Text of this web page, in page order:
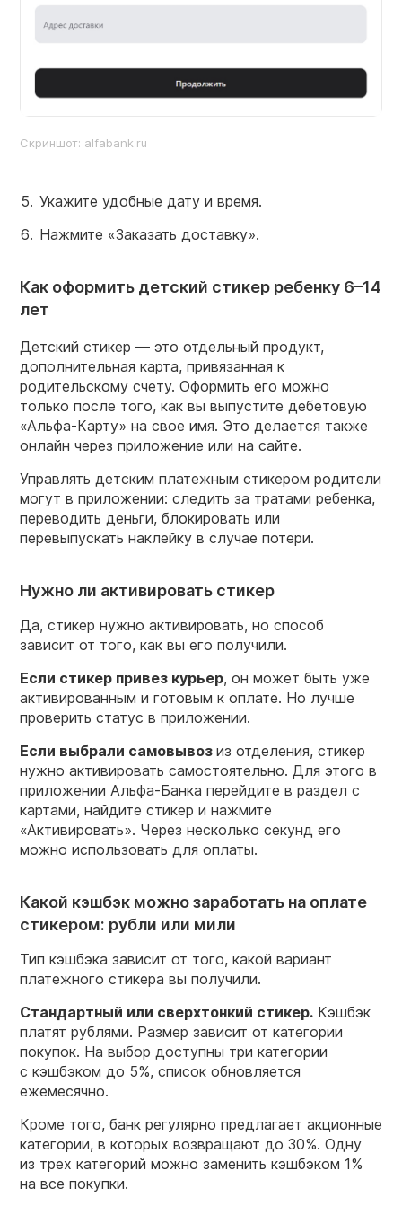
Cкриншот: alfabank.ru
Укажите удобные дату и время.
Нажмите «Заказать доставку».
Как оформить детский стикер ребенку 6–14
лет
Детский стикер — это отдельный продукт,
дополнительная карта, привязанная к
родительскому счету. Оформить его можно
только после того, как вы выпустите дебетовую
«Альфа-Карту» на свое имя. Это делается также
онлайн через приложение или на сайте.
Управлять детским платежным стикером родители
могут в приложении: следить за тратами ребенка,
переводить деньги, блокировать или
перевыпускать наклейку в случае потери.
Нужно ли активировать стикер
Да, стикер нужно активировать, но способ
зависит от того, как вы его получили.
Если стикер привез курьер, он может быть уже
активированным и готовым к оплате. Но лучше
проверить статус в приложении.
Если выбрали самовывоз из отделения, стикер
нужно активировать самостоятельно. Для этого в
приложении Альфа-Банка перейдите в раздел с
картами, найдите стикер и нажмите
«Активировать». Через несколько секунд его
можно использовать для оплаты.
Какой кэшбэк можно заработать на оплате
стикером: рубли или мили
Тип кэшбэка зависит от того, какой вариант
платежного стикера вы получили.
Стандартный или сверхтонкий стикер. Кэшбэк
платят рублями. Размер зависит от категории
покупок. На выбор доступны три категории
с кэшбэком до 5%, список обновляется
ежемесячно.
Кроме того, банк регулярно предлагает акционные
категории, в которых возвращают до 30%. Одну
из трех категорий можно заменить кэшбэком 1%
на все покупки.